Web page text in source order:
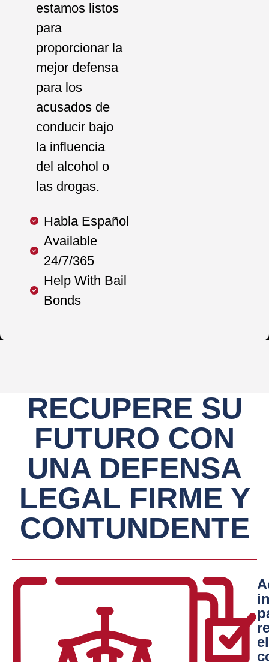
estamos listos
para
proporcionar la
mejor defensa
para los
acusados de
conducir bajo
la influencia
del alcohol o
las drogas.
Habla Español
Available
24/7/365
Help With Bail
Bonds
RECUPERE SU
FUTURO CON
UNA DEFENSA
LEGAL FIRME Y
CONTUNDENTE
el